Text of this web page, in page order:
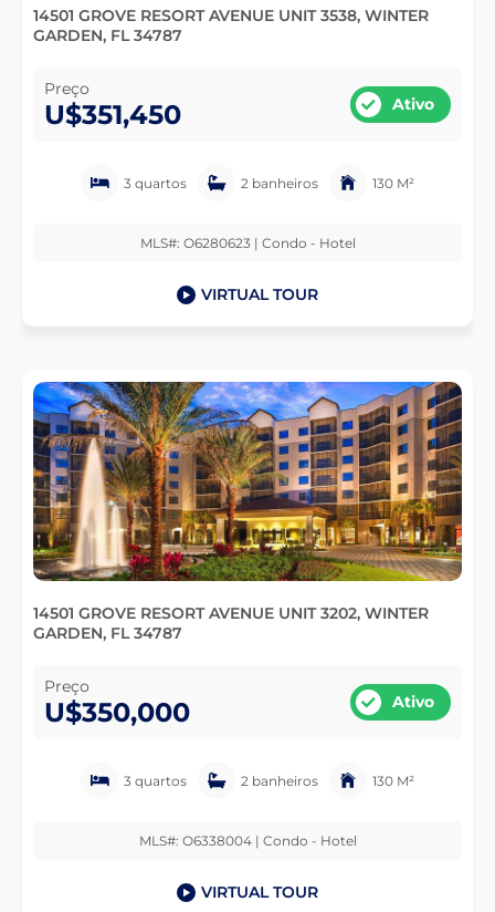
14501 GROVE RESORT AVENUE UNIT 3538, WINTER
GARDEN, FL 34787
Preço
U$351,450 Ativo
3 quartos 2 banheiros 130 M²
MLS#: O6280623 | Condo - Hotel
VIRTUAL TOUR
14501 GROVE RESORT AVENUE UNIT 3202, WINTER
GARDEN, FL 34787
Preço
U$350,000 Ativo
3 quartos 2 banheiros 130 M²
MLS#: O6338004 | Condo - Hotel
VIRTUAL TOUR